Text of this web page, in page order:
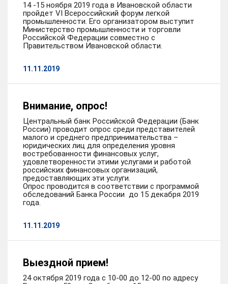
14 -15 ноября 2019 года в Ивановской области
пройдет VI Всероссийский форум легкой
промышленности. Его организатором выступит
Министерство промышленности и торговли
Российской Федерации совместно с
Правительством Ивановской области.
11.11.2019
Внимание, опрос!
Центральный банк Российской Федерации (Банк
России) проводит опрос среди представителей
малого и среднего предпринимательства –
юридических лиц для определения уровня
востребованности финансовых услуг,
удовлетворенности этими услугами и работой
российских финансовых организаций,
предоставляющих эти услуги.
Опрос проводится в соответствии с программой
обследований Банка России до 15 декабря 2019
года.
11.11.2019
Выездной прием!
24 октября 2019 года с 10-00 до 12-00 по адресу